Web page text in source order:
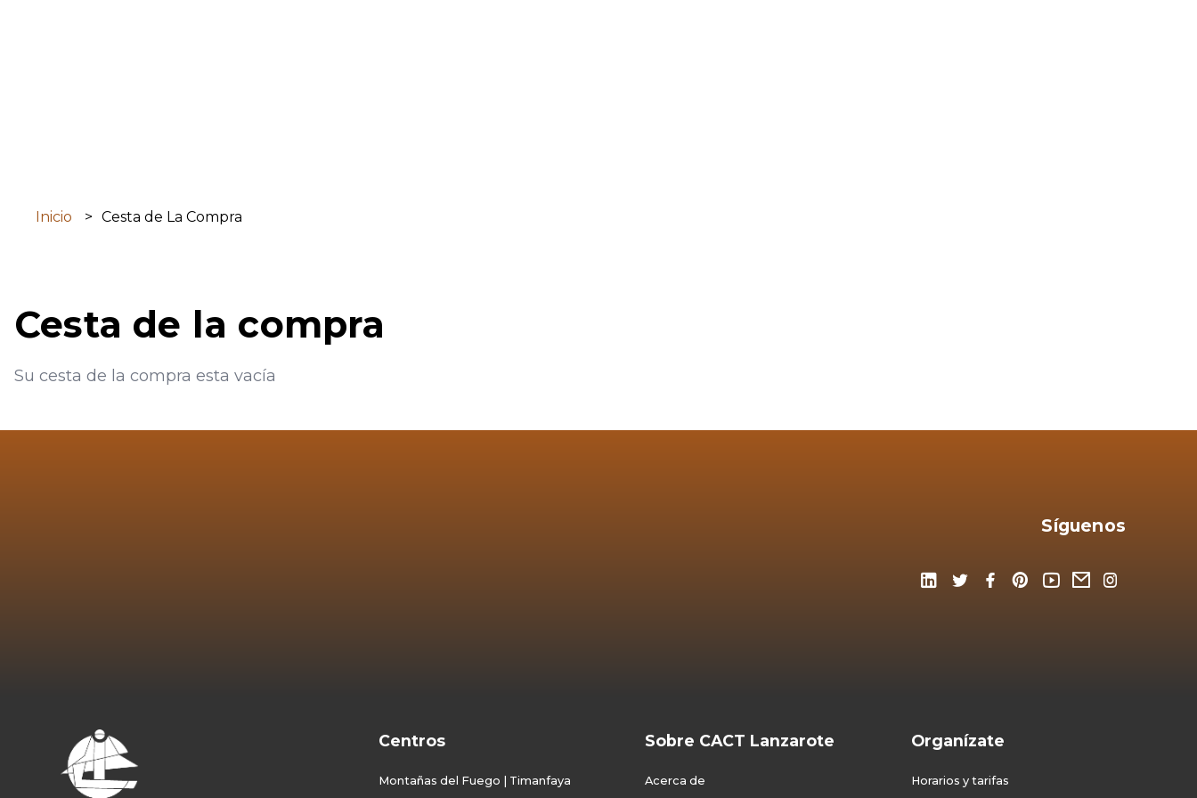
Inicio Cesta de La Compra
Cesta de la compra
Su cesta de la compra esta vacía
Síguenos
Footer
Centros
Montañas del Fuego | Timanfaya
Sobre CACT Lanzarote
Acerca de
Organízate
Horarios y tarifas